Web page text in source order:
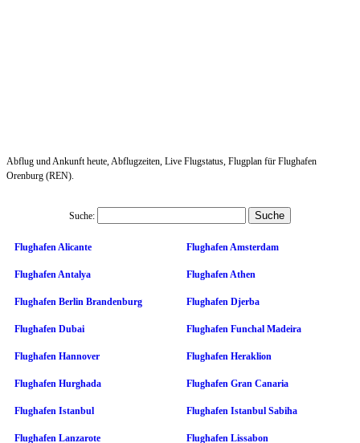
Abflug und Ankunft heute, Abflugzeiten, Live Flugstatus, Flugplan für Flughafen
Orenburg (REN).
Suche:
Flughafen Alicante Flughafen Amsterdam
Flughafen Antalya Flughafen Athen
Flughafen Berlin Brandenburg Flughafen Djerba
Flughafen Dubai Flughafen Funchal Madeira
Flughafen Hannover Flughafen Heraklion
Flughafen Hurghada Flughafen Gran Canaria
Flughafen Istanbul Flughafen Istanbul Sabiha
Flughafen Lanzarote Flughafen Lissabon